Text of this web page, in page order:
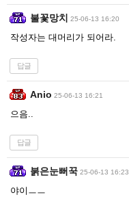
불꽃망치 25-06-13 16:20
작성자는 대머리가 되어라.
답글
Anio 25-06-13 16:21
으음..
답글
붉은눈뻐꾹 25-06-13 16:23
야이ㅡㅡ